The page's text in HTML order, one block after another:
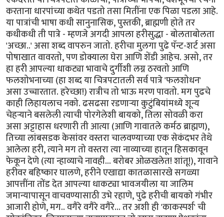
करताना धारपांच्या कथेत पडतो तसा मितींना एक पिळा पडला आहे.
या पात्रांची भाषा कधी सानुनासिक, पुस्तकी, ब्राह्मणी होते तर
कधीकधी ती पात्रे - म्हणजे अगदी आपला हरीसुद्धा - बोलताबोलता
'अच्छा..' असा शब्द वापरुन जातो. हरीचा मुलगा पुढे पॅन्ट-शर्ट असा
पोषाखात वावरतो, पण डोक्याला घेरा आणि शेंडी आहेच. असो, तर
हा हरी आपल्या धाकट्या भावाचे दुर्गीशी लग्न ठरवतो आणि
फलशोभनाच्या (हा शब्द या चित्रपटातली सर्व पात्रे 'फलशोधन'
असा उच्चारतात. हरेच्छा!) रात्रीच तो भाऊ मरण पावतो. मग पुढचे
काही लिहायलाच नको. ढसढसा रडणार्‍या कुटुंबियांमध्ये शून्य
चेहर्‍याने बसलेली त्याची पोरगेलेशी बायको, तिला सोवळी करा
असा अट्टाहास धरणारी ती आत्या (आणि गावातले कर्मठ ब्राह्मण),
तिच्या लांबसडक केसांवर वस्तरा चालवण्याच्या एक सेकंदभर तेथे
आलेला हरी, त्याने मग तो वस्तरा त्या नाव्याच्या हातून हिसकावून
फेकून देणे (त्या न्हाव्याचे नावही... बरोबर ओळखलेत! शांतू!), गावाने
हरीवर बहिष्कार घालणे, हरीने एखाद्या कातळासारखे सगळ्या
आपत्तींना तोंड देत आपल्या धाकट्या भावजयीला या जालिम
जमान्यापासून वाचवण्यासाठी उभे रहाणे, पुढे हरीची बायको गंभीर
आजारी होणे, मग.. वगैरे वगैरे वगैरे... तर अशी ही 'काकस्पर्श' ची